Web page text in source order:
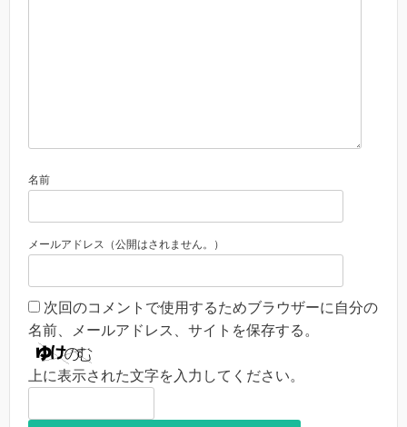
名前
メールアドレス（公開はされません。）
次回のコメントで使用するためブラウザーに自分の
名前、メールアドレス、サイトを保存する。
上に表示された文字を入力してください。